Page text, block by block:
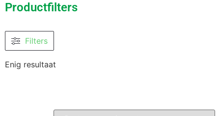
Productfilters
Filters
Enig resultaat